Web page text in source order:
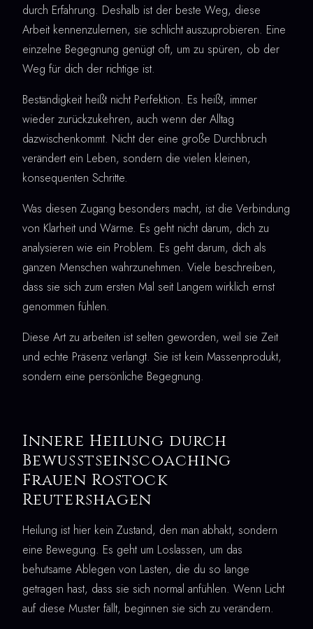
durch Erfahrung. Deshalb ist der beste Weg, diese
Arbeit kennenzulernen, sie schlicht auszuprobieren. Eine
einzelne Begegnung genügt oft, um zu spüren, ob der
Weg für dich der richtige ist.
Beständigkeit heißt nicht Perfektion. Es heißt, immer
wieder zurückzukehren, auch wenn der Alltag
dazwischenkommt. Nicht der eine große Durchbruch
verändert ein Leben, sondern die vielen kleinen,
konsequenten Schritte.
Was diesen Zugang besonders macht, ist die Verbindung
von Klarheit und Wärme. Es geht nicht darum, dich zu
analysieren wie ein Problem. Es geht darum, dich als
ganzen Menschen wahrzunehmen. Viele beschreiben,
dass sie sich zum ersten Mal seit Langem wirklich ernst
genommen fühlen.
Diese Art zu arbeiten ist selten geworden, weil sie Zeit
und echte Präsenz verlangt. Sie ist kein Massenprodukt,
sondern eine persönliche Begegnung.
Innere Heilung durch
Bewusstseinscoaching
Frauen Rostock
Reutershagen
Heilung ist hier kein Zustand, den man abhakt, sondern
eine Bewegung. Es geht um Loslassen, um das
behutsame Ablegen von Lasten, die du so lange
getragen hast, dass sie sich normal anfühlen. Wenn Licht
auf diese Muster fällt, beginnen sie sich zu verändern.